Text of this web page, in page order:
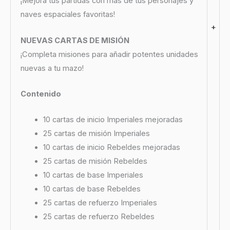
+
naves espaciales favoritas!
NUEVAS CARTAS DE MISIÓN
¡Completa misiones para añadir potentes unidades
nuevas a tu mazo!
Contenido
10 cartas de inicio Imperiales mejoradas
25 cartas de misión Imperiales
10 cartas de inicio Rebeldes mejoradas
25 cartas de misión Rebeldes
10 cartas de base Imperiales
10 cartas de base Rebeldes
25 cartas de refuerzo Imperiales
25 cartas de refuerzo Rebeldes